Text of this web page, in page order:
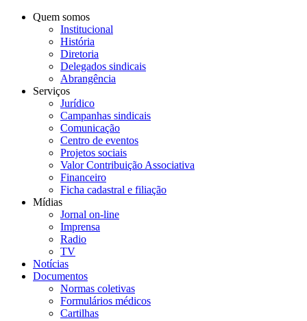
Quem somos
Institucional
História
Diretoria
Delegados sindicais
Abrangência
Serviços
Jurídico
Campanhas sindicais
Comunicação
Centro de eventos
Projetos sociais
Valor Contribuição Associativa
Financeiro
Ficha cadastral e filiação
Mídias
Jornal on-line
Imprensa
Radio
TV
Notícias
Documentos
Normas coletivas
Formulários médicos
Cartilhas